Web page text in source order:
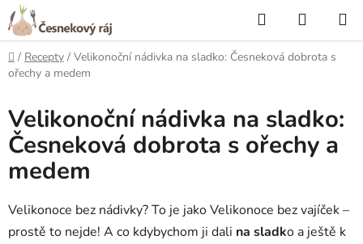
Přejít
na
obsah
Hledat
KOŠÍK
Domů
/ Recepty / Velikonoční nádivka na sladko: Česneková dobrota s
ořechy a medem
Velikonoční nádivka na sladko:
Česneková dobrota s ořechy a
medem
Velikonoce bez nádivky? To je jako Velikonoce bez vajíček –
prostě to nejde! A co kdybychom ji dali na sladko a ještě k